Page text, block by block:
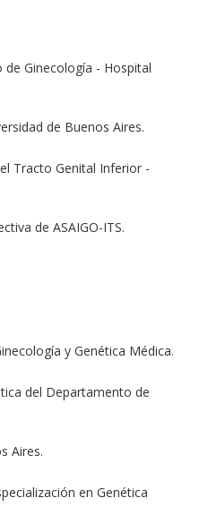
de Ginecología - Hospital
de Buenos Aires.
Tracto Genital Inferior -
de ASAIGO-ITS.
y Genética Médica.
del Departamento de
Aires.
en Genética